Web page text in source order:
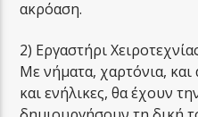
ακρόαση.
2) Εργαστήρι
Με νήματα, χαρτόνια, και
και ενήλικες, θα έχουν